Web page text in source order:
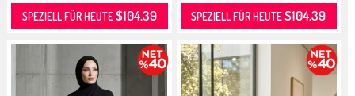
SPEZIELL FÜR HEUTE$104.39 SPEZIELL FÜR HEUTE$104.39